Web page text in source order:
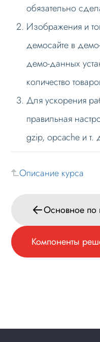
Примечание
Компоненты
Кастомизация
Настройка
Вопрос-ответ
обязательно
Изображения и
демосайте в
демо-данных
количество
Для ускорения
правильная
gzip, opcache и т.
Описание курса
Основное
Компоненты